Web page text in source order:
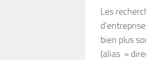
Les
bien plus
(alias »